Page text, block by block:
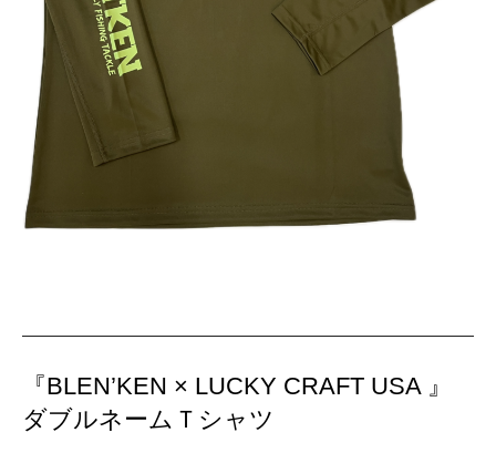
『BLEN’KEN × LUCKY CRAFT USA 』
ダブルネームＴシャツ